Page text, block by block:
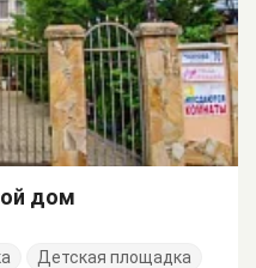
дом
Детская площадка